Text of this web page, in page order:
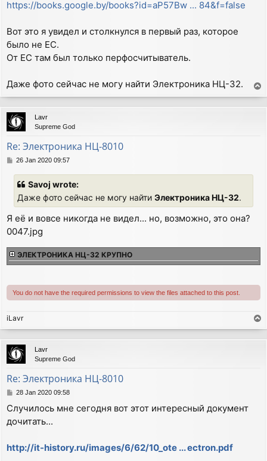
t
https://books.google.by/books?id=aP57Bw ... 84&f=false
Вот это я увидел и столкнулся в первый раз, которое
было не ЕС.
От ЕС там был только перфосчитыватель.
Даже фото сейчас не могу найти Электроника НЦ-32.
o
p
Lavr
Supreme God
Re: Электроника НЦ-8010
P26 Jan 2020 09:57
Savoj wrote:
Даже фото сейчас не могу найти Электроника НЦ-32.
Я её и вовсе никогда не видел... но, возможно, это она?
0047.jpg
ЭЛЕКТРОНИКА НЦ-32 КРУПНО
You do not have the required permissions to view the files attached to this post.
iLavr
o
p
Lavr
Supreme God
Re: Электроника НЦ-8010
P
s
t
28 Jan 2020 09:58
Случилось мне сегодня вот этот интересный документ
дочитать...
http://it-history.ru/images/6/62/10_ote ... ectron.pdf